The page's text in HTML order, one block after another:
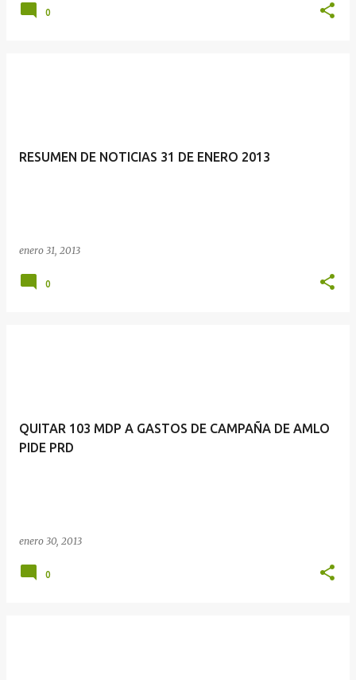
0
RESUMEN DE NOTICIAS 31 DE ENERO 2013
enero 31, 2013
0
QUITAR 103 MDP A GASTOS DE CAMPAÑA DE AMLO
PIDE PRD
enero 30, 2013
0